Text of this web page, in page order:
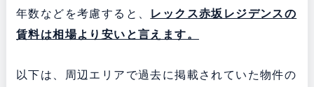
年数などを考慮すると
レックス赤坂レジデンスの
賃料は相場より安いと言えます。
以下は、周辺エリアで過去に掲載されていた物件の